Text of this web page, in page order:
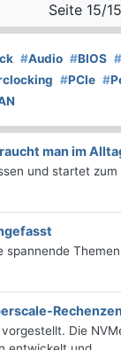
Seite 15/15
#Audio #BIOS #
#PCIe #
man im
und startet
Die